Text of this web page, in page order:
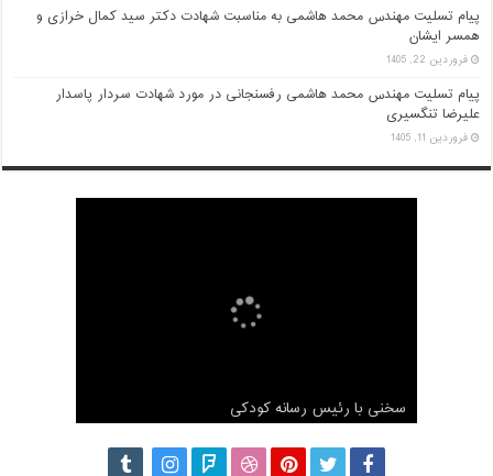
پیام تسلیت مهندس محمد هاشمی به مناسبت شهادت دکتر سید کمال خرازی و
همسر ایشان
فروردین 22, 1405
پیام تسلیت مهندس محمد هاشمی رفسنجانی در مورد شهادت سردار پاسدار
علیرضا تنگسیری
فروردین 11, 1405
مصاحبه با محمد هاشمی برنامه دست خط
سخنی با رئیس رسانه کودکی
ناگفته های محمد هاشمی درباره آیت الله هاشمی
هاشمی رفسنجانی
گزارش کامل ثبت نام محمد هاشمی رفسنجانی